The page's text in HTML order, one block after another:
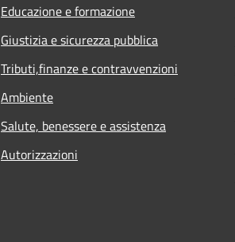
Educazione e formazione
Giustizia e sicurezza pubblica
Tributi,finanze e contravvenzioni
Ambiente
Salute, benessere e assistenza
Autorizzazioni